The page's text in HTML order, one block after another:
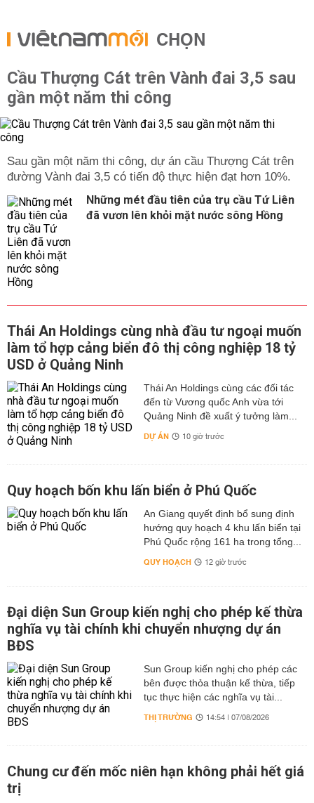
CHỌN
Cầu Thượng Cát trên Vành đai 3,5 sau
gần một năm thi công
Sau gần một năm thi công, dự án cầu Thượng Cát trên
đường Vành đai 3,5 có tiến độ thực hiện đạt hơn 10%.
Những mét đầu tiên của trụ cầu Tứ Liên
đã vươn lên khỏi mặt nước sông Hồng
Thái An Holdings cùng nhà đầu tư ngoại muốn
làm tổ hợp cảng biển đô thị công nghiệp 18 tỷ
USD ở Quảng Ninh
Thái An Holdings cùng các đối tác
đến từ Vương quốc Anh vừa tới
Quảng Ninh đề xuất ý tưởng làm...
DỰ ÁN 10 giờ trước
Quy hoạch bốn khu lấn biển ở Phú Quốc
An Giang quyết định bổ sung định
hướng quy hoạch 4 khu lấn biển tại
Phú Quốc rộng 161 ha trong tổng...
QUY HOẠCH 12 giờ trước
Đại diện Sun Group kiến nghị cho phép kế thừa
nghĩa vụ tài chính khi chuyển nhượng dự án
BĐS
Sun Group kiến nghị cho phép các
bên được thỏa thuận kế thừa, tiếp
tục thực hiện các nghĩa vụ tài...
THỊ TRƯỜNG 14:54 | 07/08/2026
Chung cư đến mốc niên hạn không phải hết giá
trị